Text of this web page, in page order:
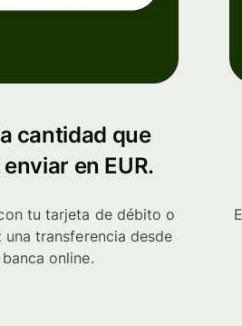
cantidad que
en EUR.
tu tarjeta de débito o
transferencia desde
online.